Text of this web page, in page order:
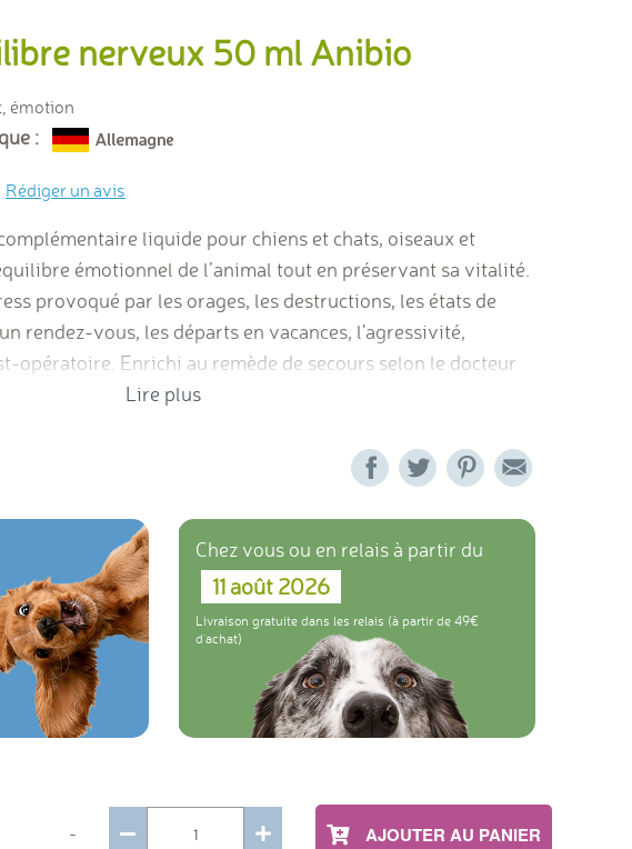
nerveux 50 ml Anibio
émotion
:
Rédiger un avis
liquide pour chiens et chats, oiseaux et
émotionnel de l’animal tout en préservant sa vitalité.
provoqué par les orages, les destructions, les états de
rendez-vous, les départs en vacances, l'agressivité,
opératoire. Enrichi au remède de secours selon le docteur
Lire plus
Chez vous ou en relais à partir du
11 août 2026
Livraison gratuite dans les relais (à partir de 49
d'achat)
- AJOUTER AU PANIER